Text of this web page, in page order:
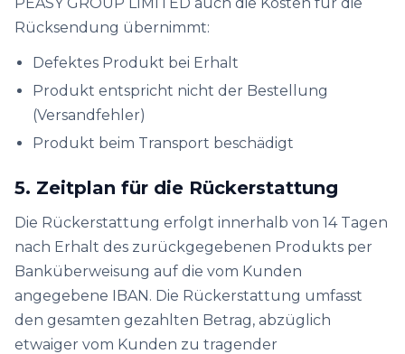
Rücksendung übernimmt:
Defektes Produkt bei Erhalt
Produkt entspricht nicht der Bestellung
(Versandfehler)
Produkt beim Transport beschädigt
5. Zeitplan für die Rückerstattung
Die Rückerstattung erfolgt innerhalb von 14 Tagen
nach Erhalt des zurückgegebenen Produkts per
Banküberweisung auf die vom Kunden
angegebene IBAN. Die Rückerstattung umfasst
den gesamten gezahlten Betrag, abzüglich
etwaiger vom Kunden zu tragender